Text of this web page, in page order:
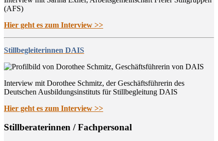
(AFS)
Hier geht es zum Interview >>
Stillbegleiterinnen DAIS
Interview mit Dorothee Schmitz, der Geschäftsführerin des
Deutschen Ausbildungsinstituts für Stillbegleitung DAIS
Hier geht es zum Interview >>
Still­be­ra­te­rin­nen / Fachpersonal